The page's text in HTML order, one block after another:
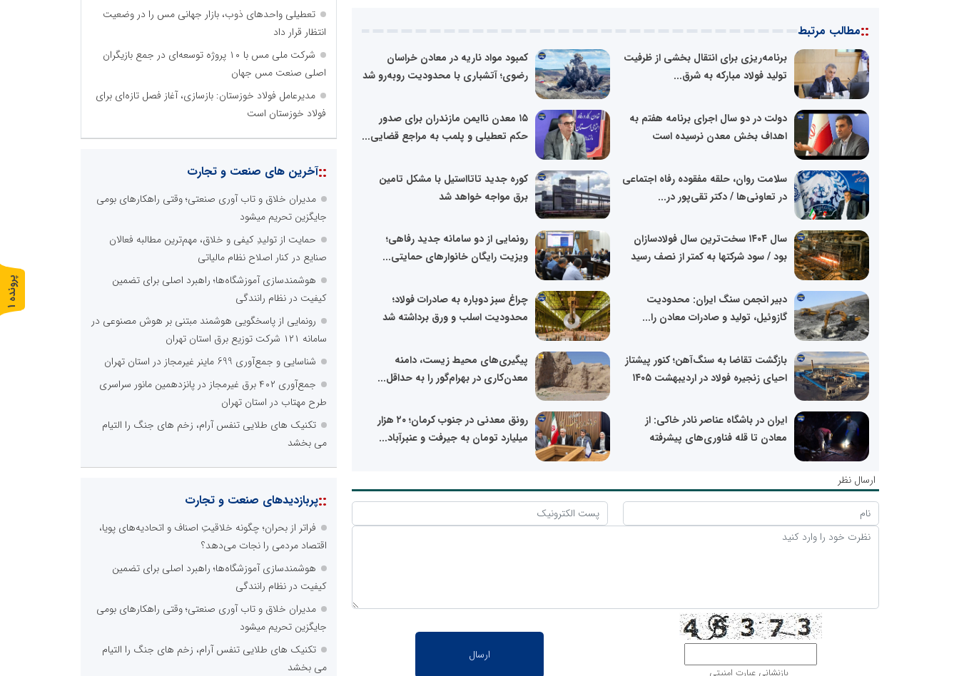
::مطالب مرتبط
برنامه‌ریزی برای انتقال بخشی از ظرفیت
تولید فولاد مبارکه به شرق...
کمبود مواد ناریه در معادن خراسان
رضوی؛ آتشباری با محدودیت روبه‌رو شد
دولت در دو سال اجرای برنامه هفتم به
اهداف بخش معدن نرسیده است
۱۵ معدن ناایمن مازندران برای صدور
حکم تعطیلی و پلمب به مراجع قضایی...
سلامت روان، حلقه مفقوده رفاه اجتماعی
در تعاونی‌ها / دکتر تقی‌پور در...
کوره جدید تاتااستیل با مشکل تامین
برق مواجه خواهد شد
سال ۱۴۰۴ سخت‌ترین سال فولادسازان
بود / سود شرکتها به کمتر از نصف رسید
رونمایی از دو سامانه جدید رفاهی؛
ویزیت رایگان خانوارهای حمایتی...
دبیر انجمن سنگ ایران: محدودیت
گازوئیل، تولید و صادرات معادن را...
چراغ سبز دوباره به صادرات فولاد؛
محدودیت اسلب و ورق برداشته شد
بازگشت تقاضا به سنگ‌آهن؛ کنور پیشتاز
احیای زنجیره فولاد در اردیبهشت ۱۴۰۵
پیگیری‌های محیط زیست، دامنه
معدن‌کاری در بهرام‌گور را به حداقل...
ایران در باشگاه عناصر نادر خاکی: از
معادن تا قله فناوری‌های پیشرفته
رونق معدنی در جنوب کرمان؛ ۲۰ هزار
میلیارد تومان به جیرفت و عنبرآباد...
ارسال نظر
تعطیلی واحدهای ذوب، بازار جهانی مس را در وضعیت
انتظار قرار داد
شرکت ملی مس با ۱۰ پروژه توسعه‌ای در جمع بازیگران
اصلی صنعت مس جهان
مدیرعامل فولاد خوزستان: بازسازی، آغاز فصل تازه‌ای برای
فولاد خوزستان است
::آخرین های صنعت و تجارت
مدیران خلاق و تاب آوری صنعتی؛ وقتی راهکارهای بومی
جایگزین تحریم میشود
حمایت از تولیدِ کیفی و خلاق، مهم‌ترین مطالبه فعالان
صنایع در کنار اصلاح نظام مالیاتی
هوشمندسازی آموزشگاه‌ها؛ راهبرد اصلی برای تضمین
کیفیت در نظام رانندگی
رونمایی از پاسخگویی هوشمند مبتنی بر هوش مصنوعی در
سامانه ۱۲۱ شرکت توزیع برق استان تهران
شناسایی و جمع‌آوری 699 ماینر غیرمجاز در استان تهران
جمع‌آوری ۴۰۲ برق غیرمجاز در پانزدهمین مانور سراسری
طرح مهتاب در استان تهران
تکنیک های طلایی تنفس آرام، زخم های جنگ را التیام
می بخشد
::پربازدیدهای صنعت و تجارت
فراتر از بحران؛ چگونه خلاقیتِ اصناف و اتحادیه‌های پویا،
اقتصاد مردمی را نجات می‌دهد؟
هوشمندسازی آموزشگاه‌ها؛ راهبرد اصلی برای تضمین
کیفیت در نظام رانندگی
مدیران خلاق و تاب آوری صنعتی؛ وقتی راهکارهای بومی
جایگزین تحریم میشود
تکنیک های طلایی تنفس آرام، زخم های جنگ را التیام
می بخشد
پ
ر
و
ن
د
ه
1